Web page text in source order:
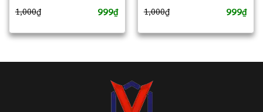
1,000₫ 999₫ 1,000₫ 999₫